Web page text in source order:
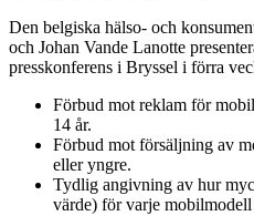
Den belgiska hälso- och
och Johan Vande Lanotte
presskonferens i Bryssel i förra
Förbud mot reklam för
14 år.
Förbud mot försäljning av
eller yngre.
Tydlig angivning av hur
värde) för varje